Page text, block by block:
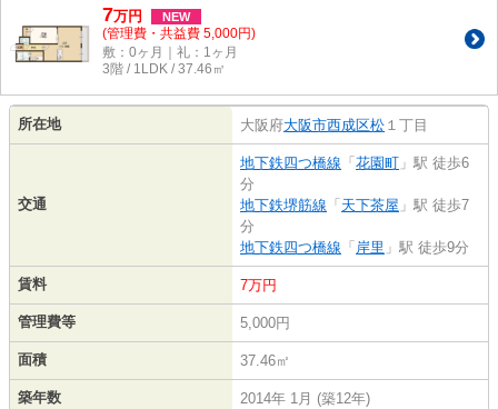
7万円 NEW
(管理費・共益費 5,000円)
敷：0ヶ月｜礼：1ヶ月
3階 / 1LDK / 37.46㎡
所在地 大阪府大阪市西成区松 １丁目
交通
地下鉄四つ橋線 「 花園町 」駅 徒歩6
分
地下鉄堺筋線 「 天下茶屋 」駅 徒歩7
分
地下鉄四つ橋線 「 岸里 」駅 徒歩9分
賃料 7万円
管理費等 5,000円
面積 37.46㎡
築年数 2014年 1月 (築12年)